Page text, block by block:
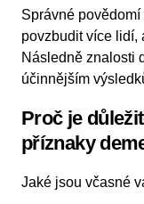
Správné
povzbudit více lidí,
Následně znalosti
účinnějším
Proč je
příznaky
Jaké jsou včasné